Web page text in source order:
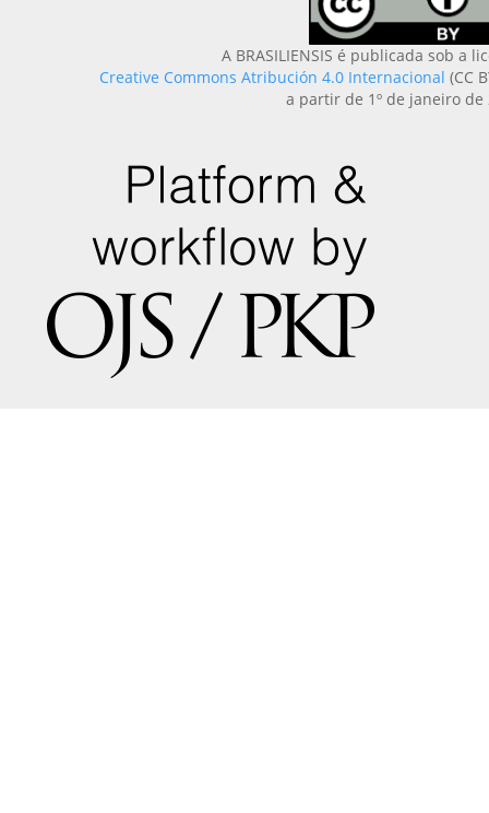
A BRASILIENSIS é publicada sob a
Creative Commons Atribución 4.0 Internacional (CC
a partir de 1º de janeiro de